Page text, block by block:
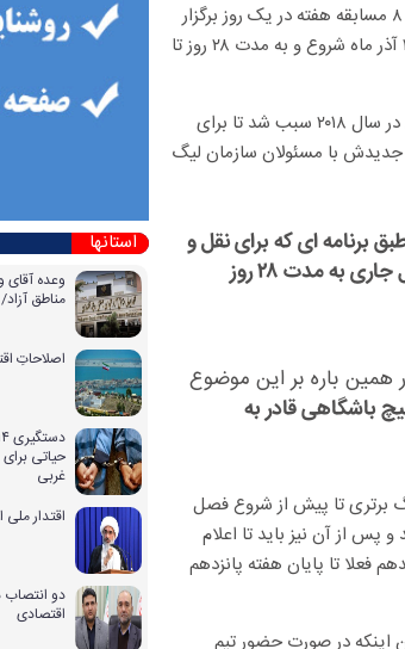
پیشتر با توجه به برگزاری هفته پایانی نیم فصل لیگ برتر در تاریخ چهارشنبه ۲۱ آذر که هر ۸ مسابقه هفته در یک روز برگزار
می شود در رسانه ها عنوان شده بود فصل نقل و انتقالات زمستانی از تاریخ چهارشنبه ۲۸ آذر ماه شروع و به مدت ۲۸ روز تا
بررسی تقویم مسابقات لیگ قهرمانان آسیا و پس از آن مسابقات جام باشگاه های جهان در سال ۲۰۱۸ سبب شد تا برای
جدیدش با مسئولان سازمان لیگ
برنامه ای که برای نقل و
انتقالات در نظر گرفته شده تاریخ یکشنبه ۱۶ دی تا یکشنبه ۱۴ بهمن ماه سال جاری به مدت ۲۸ روز
همین باره بر این موضوع
باشگاهی قادر به
برتری تا پیش از شروع فصل
نیستند و پس از آن نیز باید تا اعلام
فعلا تا پایان هفته پانزدهم
رسما شروع می شود. ضمن اینکه در صورت حضور تیم
استانها
وعده آقای
مناطق
اصلاحاتِ
حیاتی
غربی
اقتدار
دو انتصاب
اقتصادی